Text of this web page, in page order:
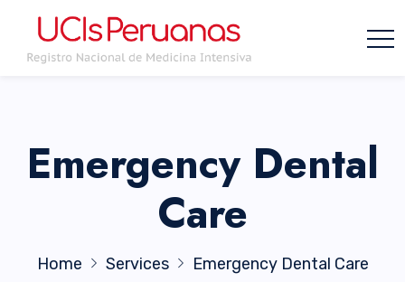
Emergency Dental
Care
Home Services Emergency Dental Care